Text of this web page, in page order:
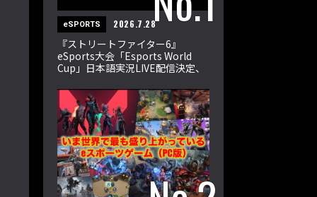
eSPORTS 2026.7.28
『ストリートファイター6』
eSports大会「Esports World
Cup」日本語実況LIVE配信決定、